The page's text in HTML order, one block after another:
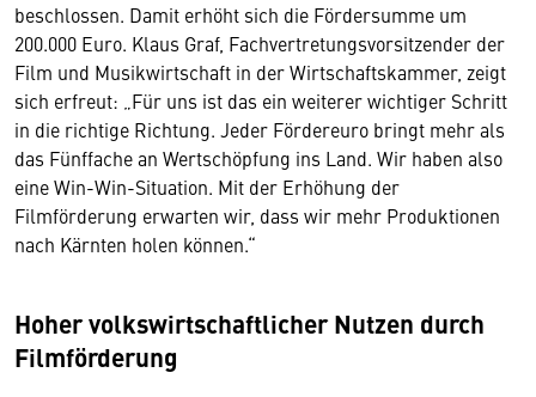
beschlossen. Damit erhöht sich die Fördersumme um
200.000 Euro. Klaus Graf, Fachvertretungsvorsitzender der
Film und Musikwirtschaft in der Wirtschaftskammer, zeigt
sich erfreut: „Für uns ist das ein weiterer wichtiger Schritt
in die richtige Richtung. Jeder Fördereuro bringt mehr als
das Fünffache an Wertschöpfung ins Land. Wir haben also
eine Win-Win-Situation. Mit der Erhöhung der
Filmförderung erwarten wir, dass wir mehr Produktionen
nach Kärnten holen können.“
Hoher volkswirtschaftlicher Nutzen durch
Filmförderung